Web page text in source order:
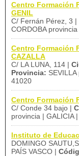
Centro Formación
GENIL
C/ Fernán Pérez, 3 |
CORDOBA
Centro Formación
CAZALLA
C/ LA LUNA, 114 |
Provincia:
41020
Centro Formación
C/ Conde 34 bajo |
provincia | GALICIA |
Instituto de
DOMINGO
PAÍS VASCO |